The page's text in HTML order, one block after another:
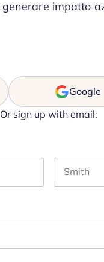
impatto
Google
Or sign up with email: